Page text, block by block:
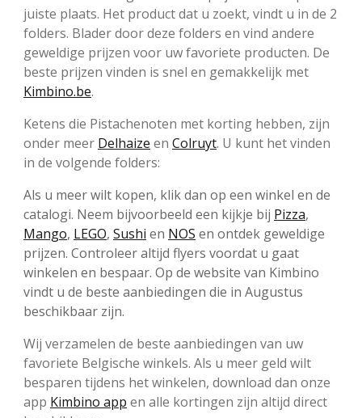
juiste plaats. Het product dat u zoekt, vindt u in de 2
folders. Blader door deze folders en vind andere
geweldige prijzen voor uw favoriete producten. De
beste prijzen vinden is snel en gemakkelijk met
Kimbino.be.
Ketens die Pistachenoten met korting hebben, zijn
onder meer Delhaize en Colruyt. U kunt het vinden
in de volgende folders:
Als u meer wilt kopen, klik dan op een winkel en de
catalogi. Neem bijvoorbeeld een kijkje bij Pizza,
Mango, LEGO, Sushi en NOS en ontdek geweldige
prijzen. Controleer altijd flyers voordat u gaat
winkelen en bespaar. Op de website van Kimbino
vindt u de beste aanbiedingen die in Augustus
beschikbaar zijn.
Wij verzamelen de beste aanbiedingen van uw
favoriete Belgische winkels. Als u meer geld wilt
besparen tijdens het winkelen, download dan onze
app Kimbino app en alle kortingen zijn altijd direct